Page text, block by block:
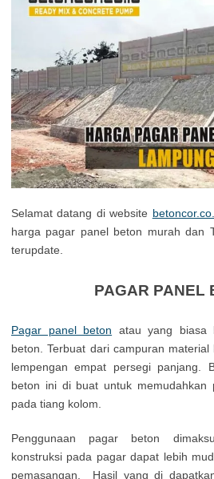
Selamat datang di website
harga pagar panel beton murah dan
terupdate.
PAGAR PANEL
Pagar panel beton atau yang biasa
beton. Terbuat dari campuran
lempengan empat persegi panjang.
beton ini di buat untuk memudahkan
pada tiang kolom.
Penggunaan pagar beton
konstruksi pada pagar dapat lebih
pemasangan. Hasil yang di